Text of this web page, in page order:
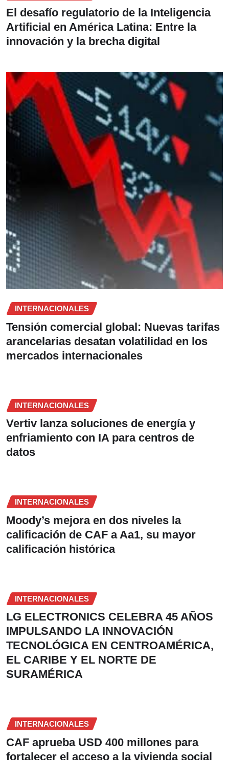
El desafío regulatorio de la Inteligencia
Artificial en América Latina: Entre la
innovación y la brecha digital
INTERNACIONALES
Tensión comercial global: Nuevas tarifas
arancelarias desatan volatilidad en los
mercados internacionales
INTERNACIONALES
Vertiv lanza soluciones de energía y
enfriamiento con IA para centros de
datos
INTERNACIONALES
Moody’s mejora en dos niveles la
calificación de CAF a Aa1, su mayor
calificación histórica
INTERNACIONALES
LG ELECTRONICS CELEBRA 45 AÑOS
IMPULSANDO LA INNOVACIÓN
TECNOLÓGICA EN CENTROAMÉRICA,
EL CARIBE Y EL NORTE DE
SURAMÉRICA
INTERNACIONALES
CAF aprueba USD 400 millones para
fortalecer el acceso a la vivienda social